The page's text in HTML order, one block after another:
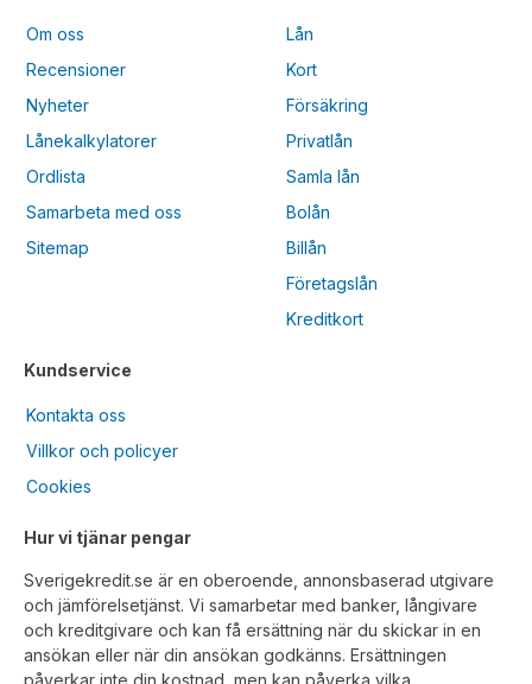
Om oss
Recensioner
Nyheter
Lånekalkylatorer
Ordlista
Samarbeta med oss
Sitemap
Kundservice
Kontakta oss
Villkor och policyer
Cookies
Lån
Kort
Försäkring
Privatlån
Samla lån
Bolån
Billån
Företagslån
Kreditkort
Hur vi tjänar pengar
Sverigekredit.se är en oberoende, annonsbaserad utgivare
och jämförelsetjänst. Vi samarbetar med banker, långivare
och kreditgivare och kan få ersättning när du skickar in en
ansökan eller när din ansökan godkänns. Ersättningen
påverkar inte din kostnad, men kan påverka vilka